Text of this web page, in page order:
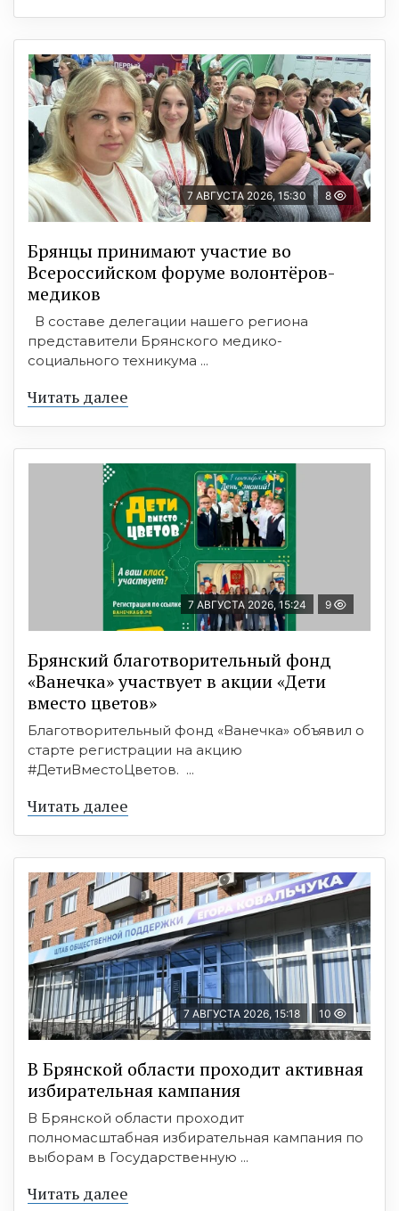
7 АВГУСТА 2026, 15:30 8
Брянцы принимают участие во
Всероссийском форуме волонтёров-
медиков
В составе делегации нашего региона
представители Брянского медико-
социального техникума ...
Читать далее
7 АВГУСТА 2026, 15:24 9
Брянский благотворительный фонд
«Ванечка» участвует в акции «Дети
вместо цветов»
Благотворительный фонд «Ванечка» объявил о
старте регистрации на акцию
#ДетиВместоЦветов. ...
Читать далее
7 АВГУСТА 2026, 15:18 10
В Брянской области проходит активная
избирательная кампания
В Брянской области проходит
полномасштабная избирательная кампания по
выборам в Государственную ...
Читать далее